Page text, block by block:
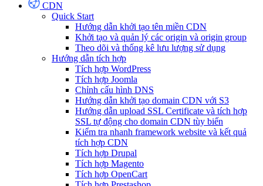
CDN
Quick Start
Hướng dẫn khởi tạo tên miền CDN
Khởi tạo và quản lý các origin và origin group
Theo dõi và thống kê lưu lượng sử dụng
Hướng dẫn tích hợp
Tích hợp WordPress
Tích hợp Joomla
Chỉnh cấu hình DNS
Hướng dẫn khởi tạo domain CDN với S3
Hướng dẫn upload SSL Certificate và tích hợp
SSL tự động cho domain CDN tùy biến
Kiểm tra nhanh framework website và kết quả
tích hợp CDN
Tích hợp Drupal
Tích hợp Magento
Tích hợp OpenCart